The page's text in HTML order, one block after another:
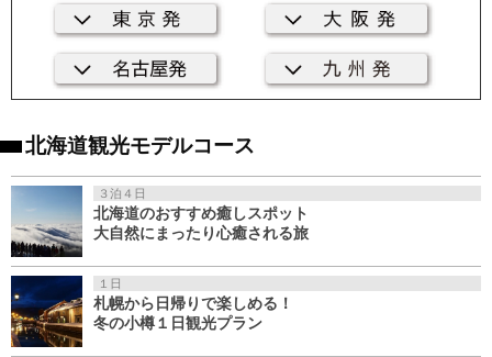
北海道観光モデルコース
３泊４日
北海道のおすすめ癒しスポット
大自然にまったり心癒される旅
１日
札幌から日帰りで楽しめる！
冬の小樽１日観光プラン